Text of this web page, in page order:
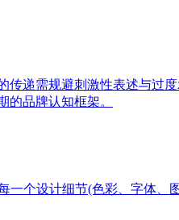
递需规避刺激性表述与过
品牌认知框架。
个设计细节(色彩、字体、